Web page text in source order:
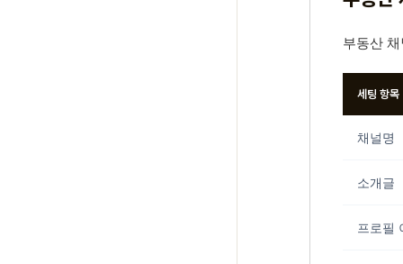
부동산
세팅 항목
채널명
소개글
프로필